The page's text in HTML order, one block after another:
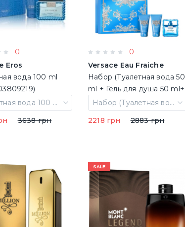
0
Eros
вода 100 ml
Туалетная вода 100 ml
3638 грн
0
Versace Eau Fraiche
Набор (Туалетная вода 50
ml + Гель для душа 50 ml+
Бальзам после бритья 50
ml) (8011003841981)
Набор (Туалетная вода 50 ml + Гель для душа 50 ml+ Бальзам после бритья 50 ml)
2218 грн
2883 грн
SALE